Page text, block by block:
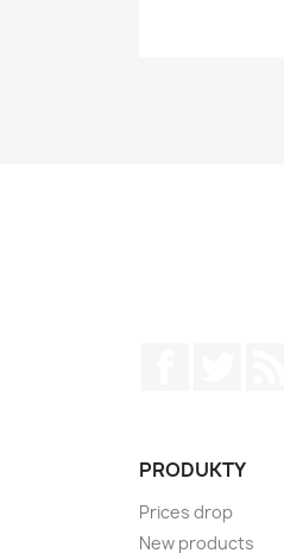
PRODUKTY
Prices drop
New products